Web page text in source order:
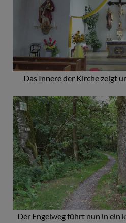
Das Innere der Kirche zeigt
Der Engelweg führt nun in ein